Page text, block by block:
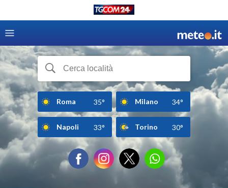
Roma 35° Milano 34°
Napoli 33° Torino 30°